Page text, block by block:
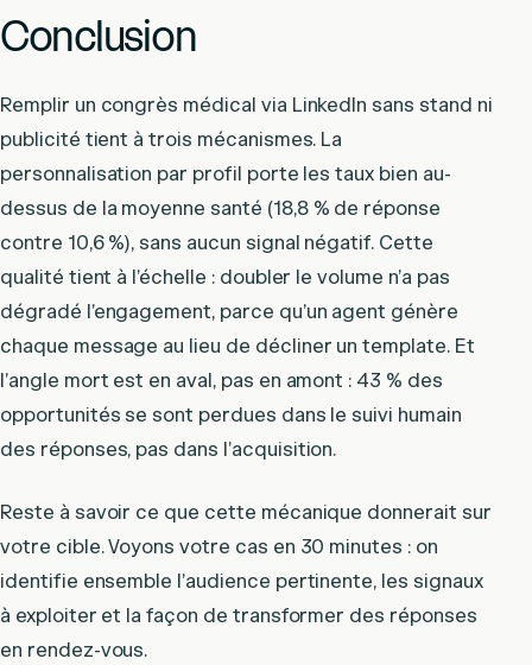
Conclusion
Remplir un congrès médical via LinkedIn sans stand ni
publicité tient à trois mécanismes. La
personnalisation par profil porte les taux bien au-
dessus de la moyenne santé (18,8 % de réponse
contre 10,6 %), sans aucun signal négatif. Cette
qualité tient à l’échelle : doubler le volume n’a pas
dégradé l’engagement, parce qu’un agent génère
chaque message au lieu de décliner un template. Et
l’angle mort est en aval, pas en amont : 43 % des
opportunités se sont perdues dans le suivi humain
des réponses, pas dans l’acquisition.
Reste à savoir ce que cette mécanique donnerait sur
votre cible. Voyons votre cas en 30 minutes : on
identifie ensemble l’audience pertinente, les signaux
à exploiter et la façon de transformer des réponses
en rendez-vous.